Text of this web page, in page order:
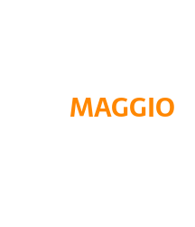
MAGGIO